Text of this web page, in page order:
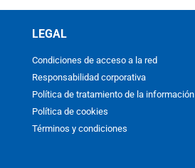
LEGAL
Condiciones de acceso a la red
Responsabilidad corporativa
Política de tratamiento de la información
Política de cookies
Términos y condiciones